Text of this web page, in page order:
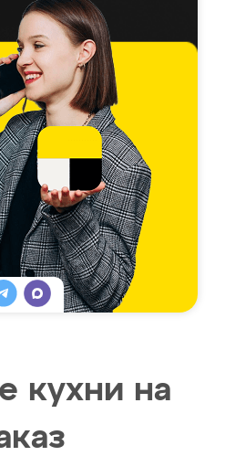
кухни на